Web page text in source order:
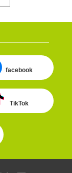
facebook
TikTok